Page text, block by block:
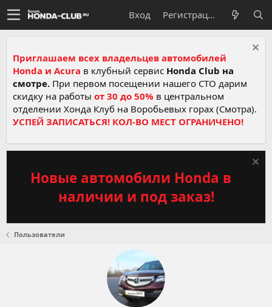
Вход Регистрация
Приглашаем всех владельцев автомобилей
Honda и Acura в клубный сервис Honda Club на
смотре. При первом посещении нашего СТО дарим
скидку на работы от 30 до 50% в центральном
отделении Хонда Клуб на Воробьевых горах (Смотра).
УСПЕЙ ЗАПИСАТЬСЯ! КОЛ-ВО МЕСТ ОГРАНИЧЕНО!
Новые автомобили Honda в
наличии и под заказ!
Пользователи